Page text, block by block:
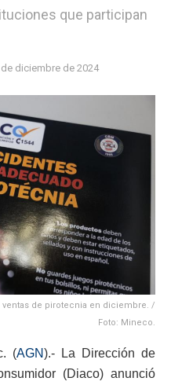
que participan
de diciembre de 2024
ventas de pirotecnia en diciembre. /
Foto: Mineco.
(AGN).- La Dirección de
(Diaco) anunció